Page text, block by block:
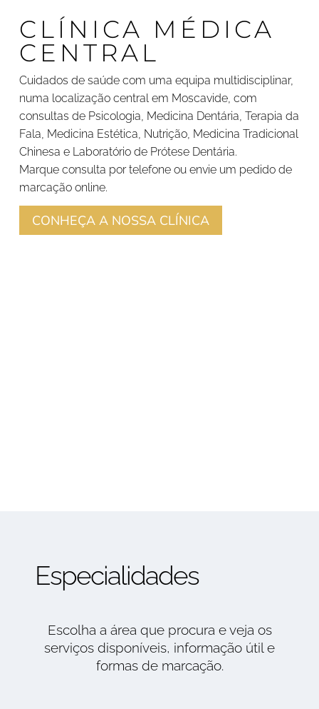
CLÍNICA MÉDICA
CENTRAL
Cuidados de saúde com uma equipa multidisciplinar,
numa localização central em Moscavide, com
consultas de Psicologia, Medicina Dentária, Terapia da
Fala, Medicina Estética, Nutrição, Medicina Tradicional
Chinesa e Laboratório de Prótese Dentária.
Marque consulta por telefone ou envie um pedido de
marcação online.
CONHEÇA A NOSSA CLÍNICA
Especialidades
Escolha a área que procura e veja os
serviços disponíveis, informação útil e
formas de marcação.